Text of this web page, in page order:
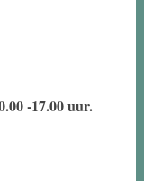
-17.00 uur.